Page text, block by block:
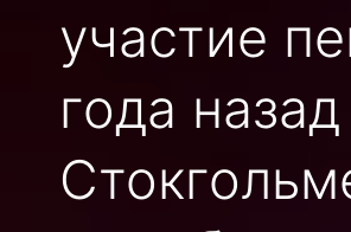
участие
года